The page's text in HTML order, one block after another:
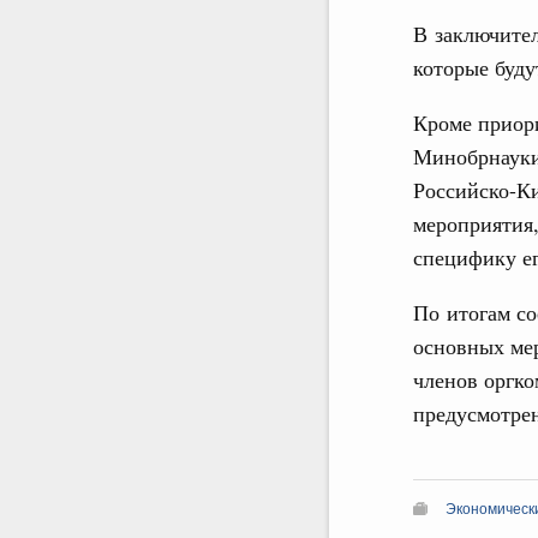
В
которые
Кроме
Российско-
специфику
По итогам
основных
членов